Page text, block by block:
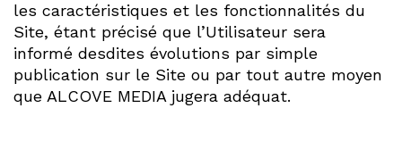
les caractéristiques et les fonctionnalités du
Site, étant précisé que l’Utilisateur sera
informé desdites évolutions par simple
publication sur le Site ou par tout autre moyen
que ALCOVE MEDIA jugera adéquat.